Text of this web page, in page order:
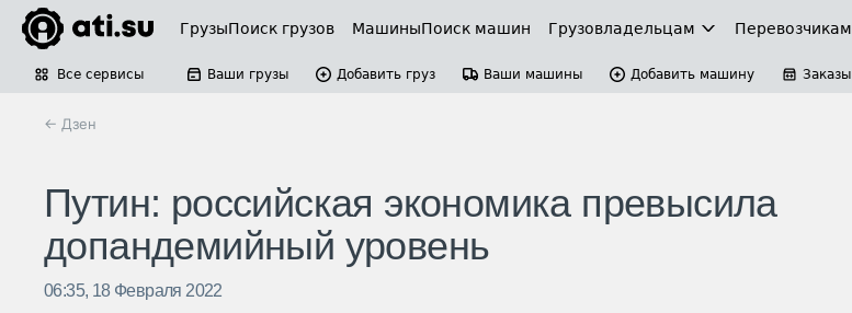
ГрузыПоиск грузов МашиныПоиск машин Грузовладельцам Перевозчикам
Все сервисы Ваши грузы Добавить груз Ваши машины Добавить машину Заказы
← Дзен
Путин: российская экономика превысила
допандемийный уровень
06:35, 18 Февраля 2022